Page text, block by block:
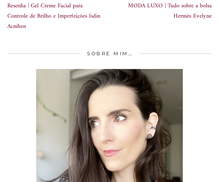
Resenha | Gel Creme Facial para
Controle de Brilho e Imperfeições Isdin
Acniben
MODA LUXO | Tudo sobre a bolsa
Hermès Evelyne
SOBRE MIM…